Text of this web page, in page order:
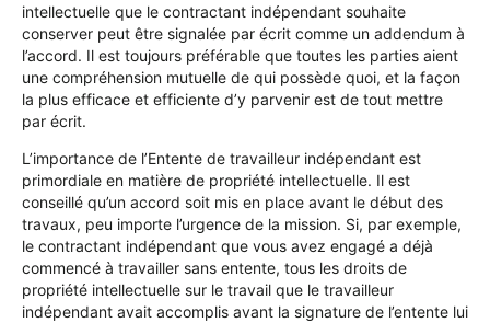
intellectuelle que le contractant indépendant souhaite
conserver peut être signalée par écrit comme un addendum à
l’accord. Il est toujours préférable que toutes les parties aient
une compréhension mutuelle de qui possède quoi, et la façon
la plus efficace et efficiente d’y parvenir est de tout mettre
par écrit.
L’importance de l’Entente de travailleur indépendant est
primordiale en matière de propriété intellectuelle. Il est
conseillé qu’un accord soit mis en place avant le début des
travaux, peu importe l’urgence de la mission. Si, par exemple,
le contractant indépendant que vous avez engagé a déjà
commencé à travailler sans entente, tous les droits de
propriété intellectuelle sur le travail que le travailleur
indépendant avait accomplis avant la signature de l’entente lui